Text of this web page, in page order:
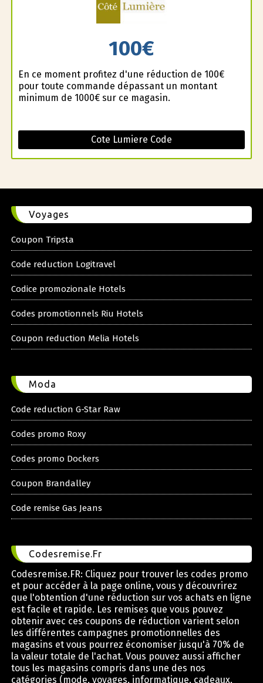
100€
En ce moment profitez d'une réduction de 100€
pour toute commande dépassant un montant
minimum de 1000€ sur ce magasin.
Cote Lumiere Code
Voyages
Coupon Tripsta
Code reduction Logitravel
Codice promozionale Hotels
Codes promotionnels Riu Hotels
Coupon reduction Melia Hotels
Moda
Code reduction G-Star Raw
Codes promo Roxy
Codes promo Dockers
Coupon Brandalley
Code remise Gas Jeans
Codesremise.Fr
Codesremise.FR: Cliquez pour trouver les codes promo
et pour accéder à la page online, vous y découvrirez
que l'obtention d'une réduction sur vos achats en ligne
est facile et rapide. Les remises que vous pouvez
obtenir avec ces coupons de réduction varient selon
les différentes campagnes promotionnelles des
magasins et vous pourrez économiser jusqu'à 70% de
la valeur totale de l'achat. Vous pouvez aussi afficher
tous les magasins compris dans une des nos
catégories (mode, voyages, informatique, cadeaux,